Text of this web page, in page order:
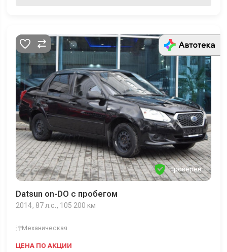
Проверен
Datsun on-DO с пробегом
2014, 87 л.с., 105 200 км
Механическая
ЦЕНА ПО АКЦИИ